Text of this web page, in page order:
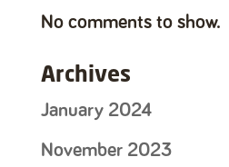
No comments to show.
Archives
January 2024
November 2023